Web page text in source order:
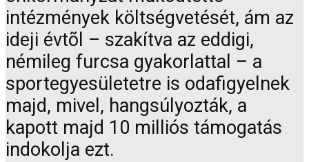
intézmények költségvetését, ám az
ideji évtõl – szakítva az eddigi,
némileg furcsa gyakorlattal – a
sportegyesületetre is odafigyelnek
majd, mivel, hangsúlyozták, a
kapott majd 10 milliós támogatás
indokolja ezt.